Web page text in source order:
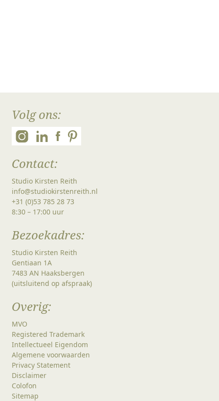
Volg ons:
Contact:
Studio Kirsten Reith
info@studiokirstenreith.nl
+31 (0)53 785 28 73
8:30 – 17:00 uur
Bezoekadres:
Studio Kirsten Reith
Gentiaan 1A
7483 AN Haaksbergen
(uitsluitend op afspraak)
Overig:
MVO
Registered Trademark
Intellectueel Eigendom
Algemene voorwaarden
Privacy Statement
Disclaimer
Colofon
Sitemap